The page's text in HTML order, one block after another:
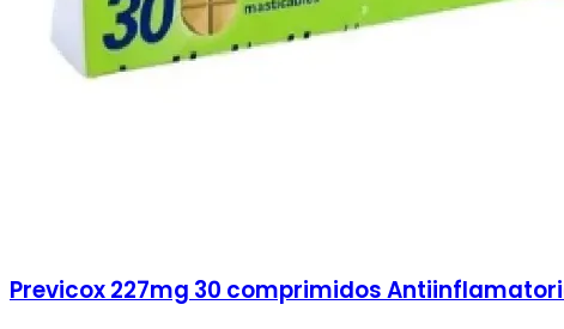
Previcox 227mg 30 comprimidos